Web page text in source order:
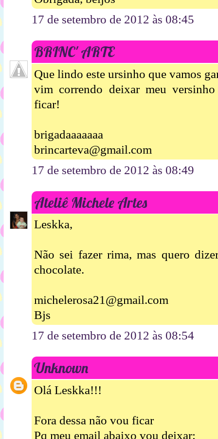
17 de setembro de 2012 às 08:45
BRINC' ARTE
Que lindo este ursinho que vamos
vim correndo deixar meu
ficar!
brigadaaaaaaa
brincarteva@gmail.com
17 de setembro de 2012 às 08:49
Ateliê Michele Artes
Leskka,
Não sei fazer rima, mas quero
chocolate.
michelerosa21@gmail.com
Bjs
17 de setembro de 2012 às 08:54
Unknown
Olá Leskka!!!
Fora dessa não vou ficar
Pq meu email abaixo vou deixar: